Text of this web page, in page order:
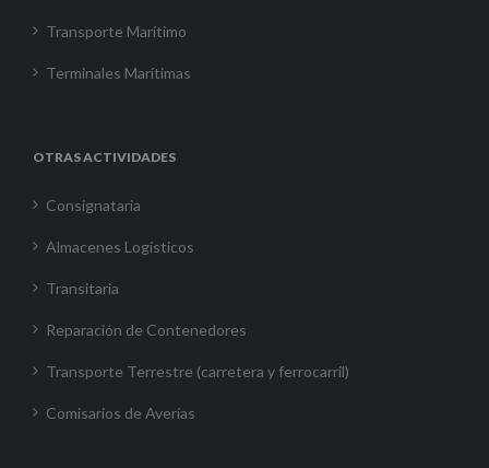
Transporte Marítimo
Terminales Marítimas
OTRAS ACTIVIDADES
Consignataria
Almacenes Logísticos
Transitaria
Reparación de Contenedores
Transporte Terrestre (carretera y ferrocarril)
Comisarios de Averías